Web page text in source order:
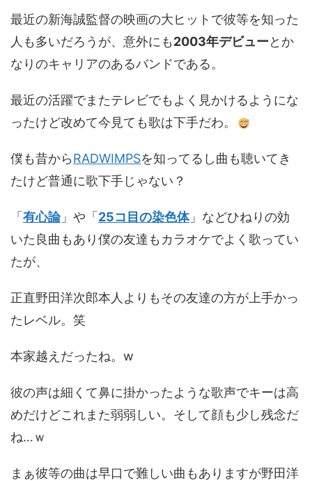
最近の新海誠監督の映画の大ヒットで彼等を知った
人も多いだろうが、意外にも2003年デビューとか
なりのキャリアのあるバンドである。
最近の活躍でまたテレビでもよく見かけるようにな
ったけど改めて今見ても歌は下手だわ。
僕も昔からRADWIMPSを知ってるし曲も聴いてき
たけど普通に歌下手じゃない？
「 有心論」や「 25コ目の染色体」などひねりの効
いた良曲もあり僕の友達もカラオケでよく歌ってい
たが、
正直野田洋次郎本人よりもその友達の方が上手かっ
たレベル。笑
本家越えだったね。w
彼の声は細くて鼻に掛かったような歌声でキーは高
めだけどこれまた弱弱しい。そして顔も少し残念だ
ね…ｗ
まぁ彼等の曲は早口で難しい曲もありますが野田洋